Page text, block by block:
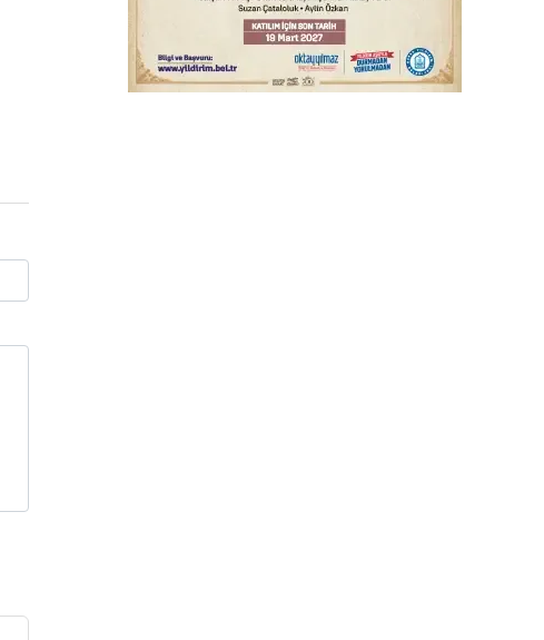
Bursa'da alkollü sürücü mahalleyi savaş
alanına çevirdi